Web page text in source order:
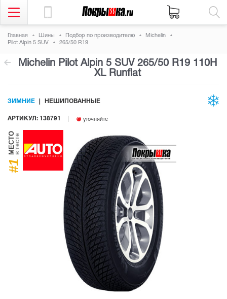
Главная Шины Подбор по производителю
Michelin
Pilot Alpin 5 SUV
265/50 R19
Michelin Pilot Alpin 5 SUV 265/50 R19 110H
XL Runflat
АРТИКУЛ: 138791 уточняйте
ЗИМНИЕ НЕШИПОВАННЫЕ
#1
МЕСТОв тесте